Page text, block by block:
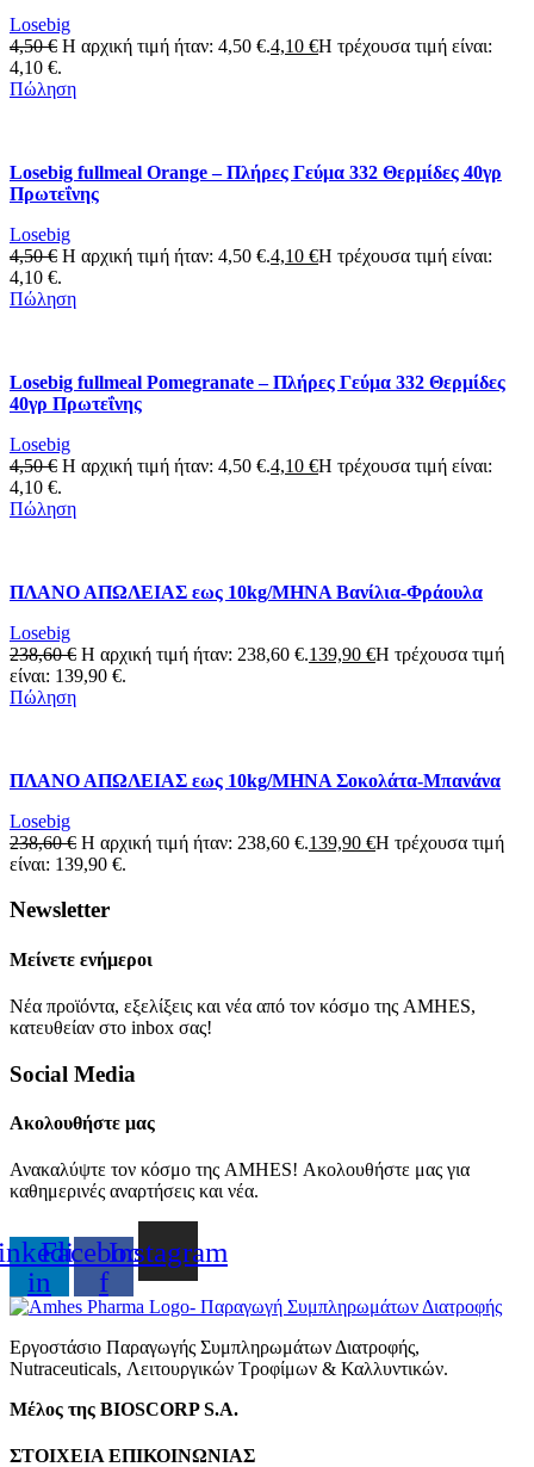
Losebig
4,50€ Η αρχική τιμή ήταν: 4,50 €.4,10 €Η τρέχουσα τιμή είναι:
4,10 €.
Πώληση
Losebig fullmeal Orange – Πλήρες Γεύμα 332 Θερμίδες 40γρ
Πρωτεΐνης
Losebig
4,50€ Η αρχική τιμή ήταν: 4,50 €.4,10 €Η τρέχουσα τιμή είναι:
4,10 €.
Πώληση
Losebig fullmeal Pomegranate – Πλήρες Γεύμα 332 Θερμίδες
40γρ Πρωτεΐνης
Losebig
4,50€ Η αρχική τιμή ήταν: 4,50 €.4,10 €Η τρέχουσα τιμή είναι:
4,10 €.
Πώληση
ΠΛΑΝΟ ΑΠΩΛΕΙΑΣ εως 10kg/ΜΗΝΑ Βανίλια-Φράουλα
Losebig
238,60€ Η αρχική τιμή ήταν: 238,60 €.139,90 €Η τρέχουσα τιμή
είναι: 139,90 €.
Πώληση
ΠΛΑΝΟ ΑΠΩΛΕΙΑΣ εως 10kg/ΜΗΝΑ Σοκολάτα-Μπανάνα
Losebig
238,60€ Η αρχική τιμή ήταν: 238,60 €.139,90 €Η τρέχουσα τιμή
είναι: 139,90 €.
Newsletter
Μείνετε ενήμεροι
Νέα προϊόντα, εξελίξεις και νέα από τον κόσμο της AMHES,
κατευθείαν στο inbox σας!
Social Media
Ακολουθήστε μας
Ανακαλύψτε τον κόσμο της AMHES! Ακολουθήστε μας για
καθημερινές αναρτήσεις και νέα.
in
Facebook-
f
Instagram
Εργοστάσιο Παραγωγής Συμπληρωμάτων Διατροφής,
Νutraceuticals, Λειτουργικών Τροφίμων & Καλλυντικών.
Μέλος της BIOSCORP S.A.
ΣΤΟΙΧΕΙΑ ΕΠΙΚΟΙΝΩΝΙΑΣ